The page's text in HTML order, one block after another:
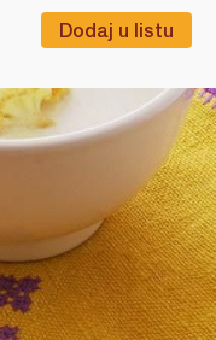
Dodaj u listu